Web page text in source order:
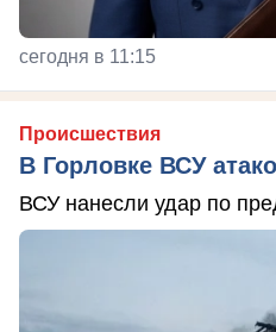
сегодня в 11:15
Происшествия
В Горловке ВСУ
ВСУ нанесли удар по